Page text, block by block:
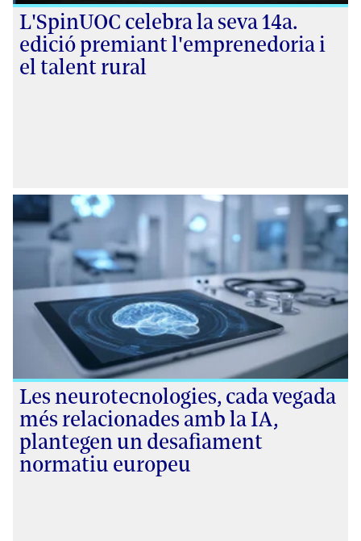
L'SpinUOC celebra la seva 14a.
edició premiant l'emprenedoria i
el talent rural
Les neurotecnologies, cada vegada
més relacionades amb la IA,
plantegen un desafiament
normatiu europeu